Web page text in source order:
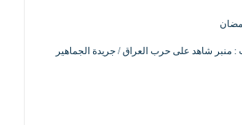
شاهد على حرب العراق / جريدة الجماهير